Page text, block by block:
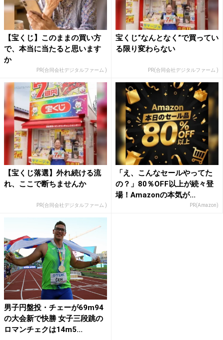
【宝くじ】このままの買い方
で、本当に当たると思います
か
PR(合同会社デジタルファーム )
宝くじ“なんとなく”で買ってい
る限り変わらない
PR(合同会社デジタルファーム )
【宝くじ落選】外れ続ける流
れ、ここで断ちませんか
PR(合同会社デジタルファーム )
「え、こんなセールやってた
の？」80％OFF以上が続々登
場！Amazonの本気が...
PR(Amazon)
男子円盤投・チェーが69m94
の大会新で快勝 女子三段跳の
ロマンチェクは14m5...